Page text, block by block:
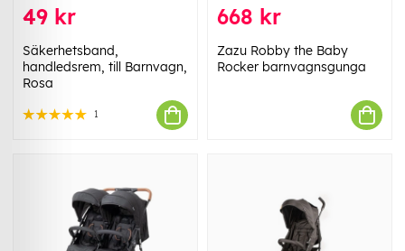
49 kr
Säkerhetsband,
handledsrem, till Barnvagn,
Rosa
1
668 kr
Zazu Robby the Baby
Rocker barnvagnsgunga